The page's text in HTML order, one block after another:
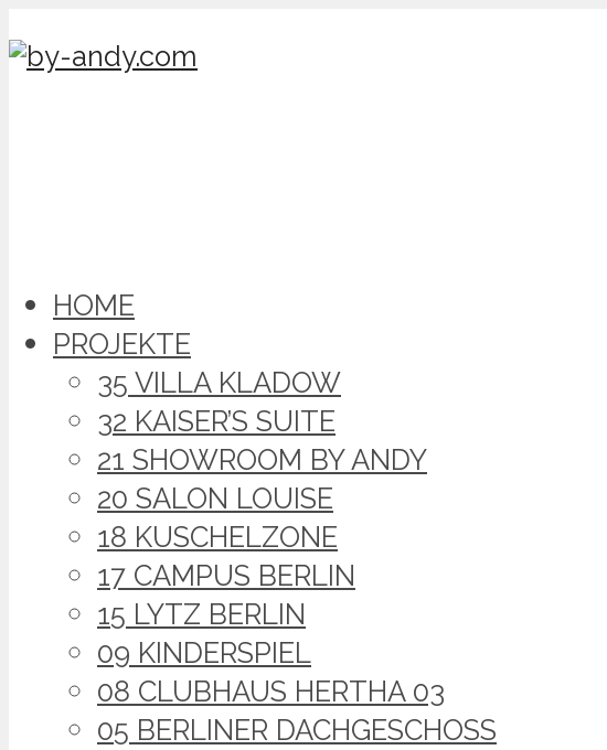
HOME
PROJEKTE
35 VILLA KLADOW
32 KAISER’S SUITE
21 SHOWROOM BY ANDY
20 SALON LOUISE
18 KUSCHELZONE
17 CAMPUS BERLIN
15 LYTZ BERLIN
09 KINDERSPIEL
08 CLUBHAUS HERTHA 03
05 BERLINER DACHGESCHOSS